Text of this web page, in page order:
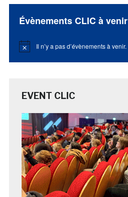
Évènements CLIC à venir
Notice Il n’y a pas d’évènements à venir.
EVENT CLIC